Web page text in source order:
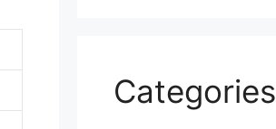
Categories